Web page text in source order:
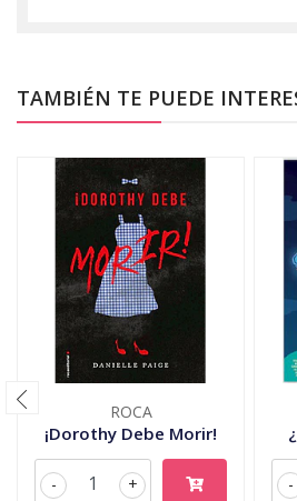
TAMBIÉN TE PUEDE
ROCA
¡Dorothy Debe Morir!
+
- -